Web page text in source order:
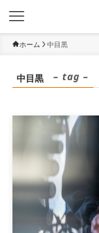
ホーム 中目黒
中目黒 – tag –